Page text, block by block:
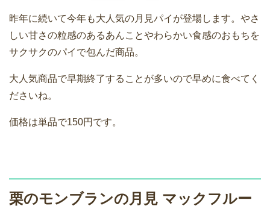
昨年に続いて今年も大人気の月見パイが登場します。やさ
しい甘さの粒感のあるあんことやわらかい食感のおもちを
サクサクのパイで包んだ商品。
大人気商品で早期終了することが多いので早めに食べてく
ださいね。
価格は単品で150円です。
栗のモンブランの月見 マックフルー